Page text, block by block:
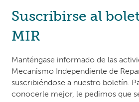
Mechanism (IRM)
affected or may be
Climate Fund (GCF).
Suscribirse al
MIR
Manténgase informado de las
Mecanismo Independiente de
suscribiéndose a nuestro boletín.
conocerle mejor, le pedimos que